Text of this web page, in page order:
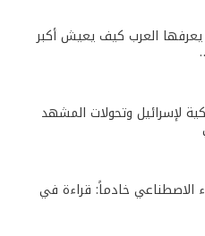
يعرفها العرب كيف يعيش أكبر
لإسرائيل وتحولات المشهد
الاصطناعي خادماً: قراءة في